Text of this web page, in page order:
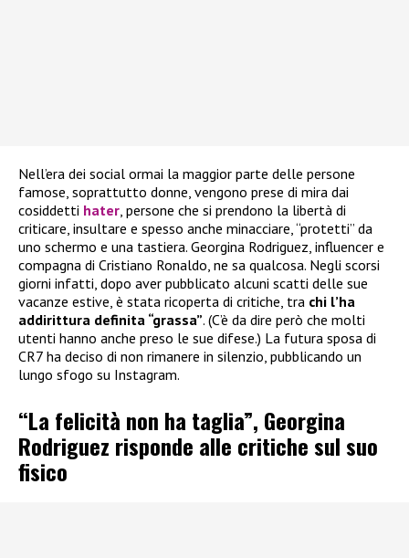
Nell’era dei social ormai la maggior parte delle persone
famose, soprattutto donne, vengono prese di mira dai
cosiddetti hater , persone che si prendono la libertà di
criticare, insultare e spesso anche minacciare, “protetti” da
uno schermo e una tastiera. Georgina Rodriguez, influencer e
compagna di Cristiano Ronaldo, ne sa qualcosa. Negli scorsi
giorni infatti, dopo aver pubblicato alcuni scatti delle sue
vacanze estive, è stata ricoperta di critiche, tra chi l’ha
addirittura definita “grassa”. (C’è da dire però che molti
utenti hanno anche preso le sue difese.) La futura sposa di
CR7 ha deciso di non rimanere in silenzio, pubblicando un
lungo sfogo su Instagram.
“La felicità non ha taglia”, Georgina
Rodriguez risponde alle critiche sul suo
fisico